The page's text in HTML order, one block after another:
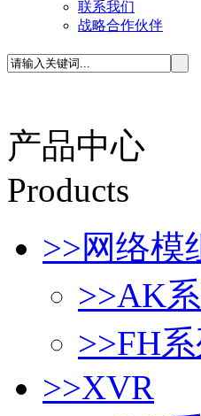
联系我们
战略合作伙伴
产品中心
Products
>>网络模
>>AK
>>FH系
>>XVR